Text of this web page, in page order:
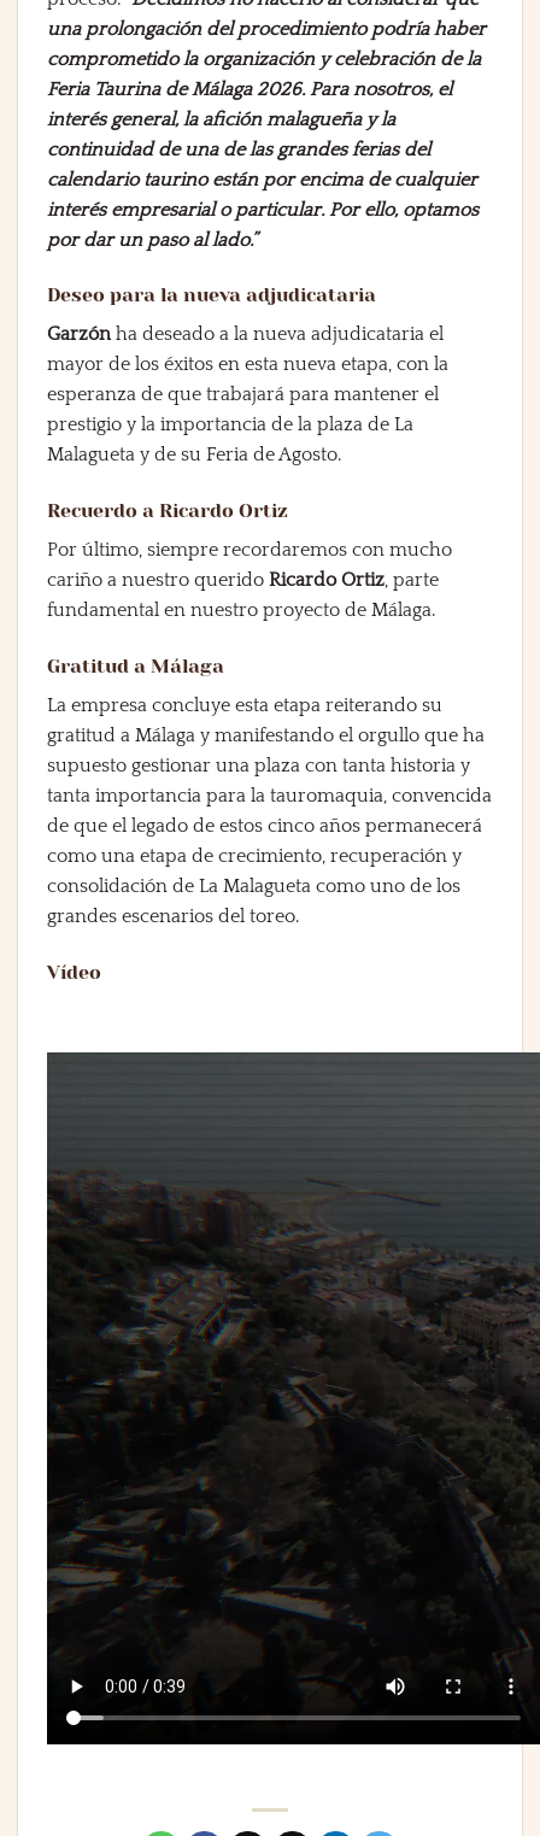
una prolongación del procedimiento podría haber
comprometido la organización y celebración de la
Feria Taurina de Málaga 2026. Para nosotros, el
interés general, la afición malagueña y la
continuidad de una de las grandes ferias del
calendario taurino están por encima de cualquier
interés empresarial o particular. Por ello, optamos
por dar un paso al lado.”
Deseo para la nueva adjudicataria
Garzónha deseado a la nueva adjudicataria el
mayor de los éxitos en esta nueva etapa, con la
esperanza de que trabajará para mantener el
prestigio y la importancia de la plaza de La
Malagueta y de su Feria de Agosto.
Recuerdo a Ricardo Ortiz
Por último, siempre recordaremos con mucho
cariño a nuestro querido Ricardo Ortiz, parte
fundamental en nuestro proyecto de Málaga.
Gratitud a Málaga
La empresa concluye esta etapa reiterando su
gratitud a Málaga y manifestando el orgullo que ha
supuesto gestionar una plaza con tanta historia y
tanta importancia para la tauromaquia, convencida
de que el legado de estos cinco años permanecerá
como una etapa de crecimiento, recuperación y
consolidación de La Malagueta como uno de los
grandes escenarios del toreo.
Vídeo